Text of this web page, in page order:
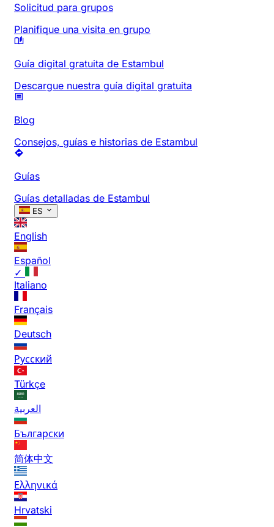
Solicitud para grupos
Planifique una visita en grupo
Guía digital gratuita de Estambul
Descargue nuestra guía digital gratuita
Blog
Consejos, guías e historias de Estambul
Guías
Guías detalladas de Estambul
ES
English
Español
✓
Italiano
Français
Deutsch
Русский
Türkçe
العربية
Български
简体中文
Ελληνικά
Hrvatski